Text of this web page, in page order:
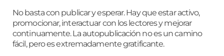
No basta con publicar y esperar. Hay que estar activo,
promocionar, interactuar con los lectores y mejorar
continuamente. La autopublicación no es un camino
fácil, pero es extremadamente gratificante.